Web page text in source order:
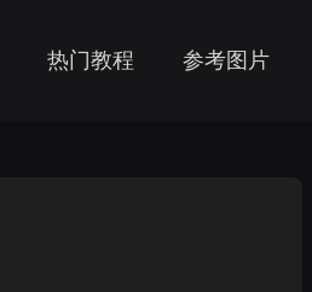
热门教程 参考图片